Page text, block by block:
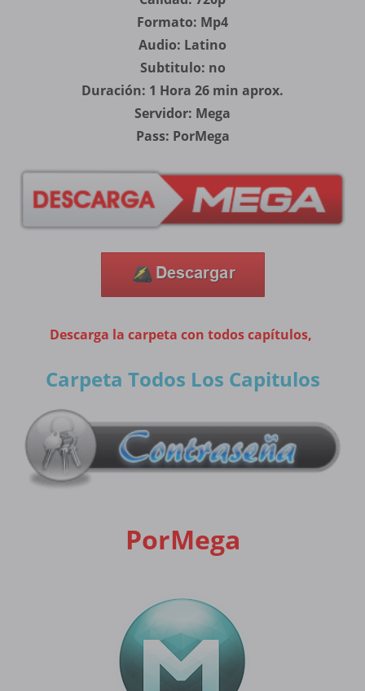
Formato: Mp4
Audio: Latino
Subtitulo: no
Duración: 1 Hora 26 min aprox.
Servidor: Mega
Pass: PorMega
Descarga la carpeta con todos capítulos,
Carpeta Todos Los Capitulos
PorMega